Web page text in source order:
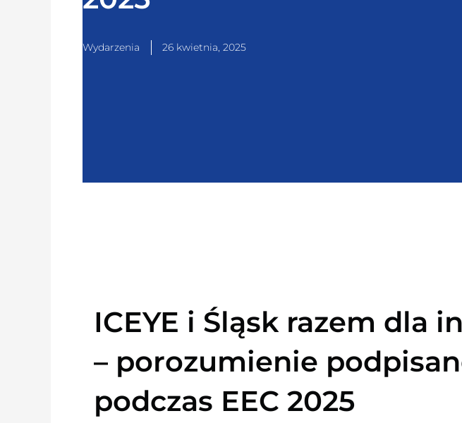
Wydarzenia 26 kwietnia, 2025
ICEYE i Śląsk razem dla
– porozumienie
podczas EEC 2025